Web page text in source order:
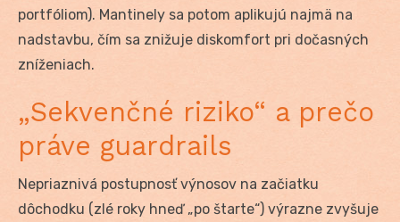
portfóliom). Mantinely sa potom aplikujú najmä na
nadstavbu, čím sa znižuje diskomfort pri dočasných
zníženiach.
„Sekvenčné riziko“ a prečo
práve guardrails
Nepriaznivá postupnosť výnosov na začiatku
dôchodku (zlé roky hneď „po štarte“) výrazne zvyšuje